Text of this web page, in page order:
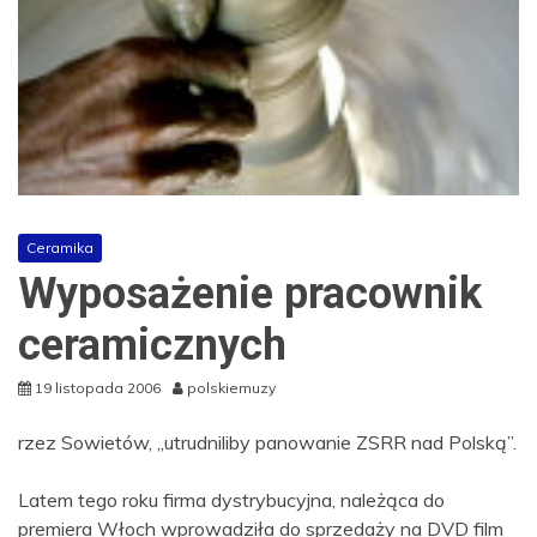
Ceramika
Wyposażenie pracownik
ceramicznych
19 listopada 2006 polskiemuzy
rzez Sowietów, „utrudniliby panowanie ZSRR nad Polską”.
Latem tego roku firma dystrybucyjna, należąca do
premiera Włoch wprowadziła do sprzedaży na DVD film